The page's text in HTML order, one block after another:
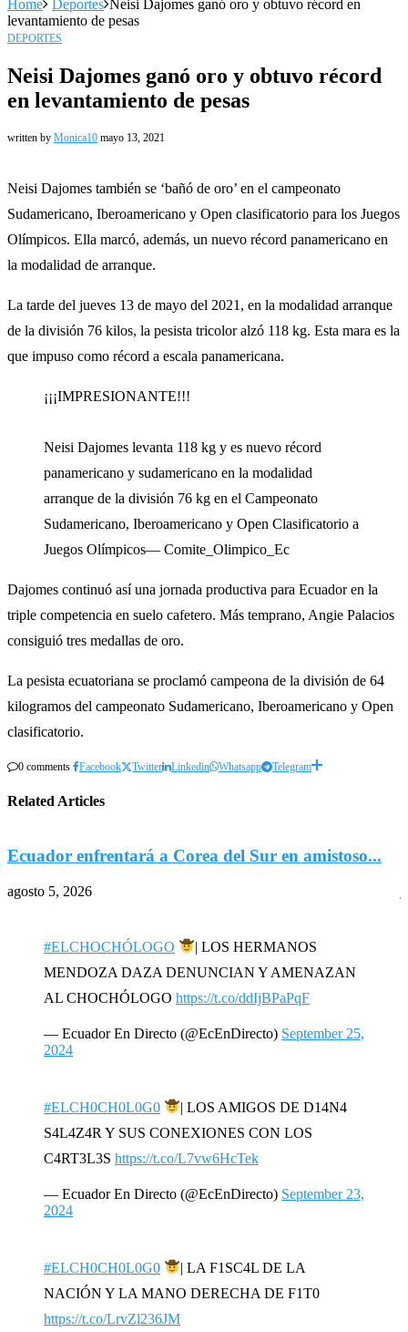
Home Deportes Neisi Dajomes ganó oro y obtuvo récord en
levantamiento de pesas
DEPORTES
Neisi Dajomes ganó oro y obtuvo récord
en levantamiento de pesas
written by Monica10 mayo 13, 2021
Neisi Dajomes también se ‘bañó de oro’ en el campeonato
Sudamericano, Iberoamericano y Open clasificatorio para los Juegos
Olímpicos. Ella marcó, además, un nuevo récord panamericano en
la modalidad de arranque.
La tarde del jueves 13 de mayo del 2021, en la modalidad arranque
de la división 76 kilos, la pesista tricolor alzó 118 kg. Esta mara es la
que impuso como récord a escala panamericana.
¡¡¡IMPRESIONANTE!!!
Neisi Dajomes levanta 118 kg y es nuevo récord
panamericano y sudamericano en la modalidad
arranque de la división 76 kg en el Campeonato
Sudamericano, Iberoamericano y Open Clasificatorio a
Juegos Olímpicos— Comite_Olimpico_Ec
Dajomes continuó así una jornada productiva para Ecuador en la
triple competencia en suelo cafetero. Más temprano, Angie Palacios
consiguió tres medallas de oro.
La pesista ecuatoriana se proclamó campeona de la división de 64
kilogramos del campeonato Sudamericano, Iberoamericano y Open
clasificatorio.
0 comments Facebook Twitter Linkedin Whatsapp Telegram
Related Articles
Ecuador enfrentará a Corea del Sur en amistoso...
agosto 5, 2026
#ELCHOCHÓLOGO
| LOS HERMANOS
MENDOZA DAZA DENUNCIAN Y AMENAZAN
AL CHOCHÓLOGO https://t.co/ddIjBPaPqF
— Ecuador En Directo (@EcEnDirecto) September 25,
2024
#ELCH0CH0L0G0
| LOS AMIGOS DE D14N4
S4L4Z4R Y SUS CONEXIONES CON LOS
C4RT3L3S https://t.co/L7vw6HcTek
— Ecuador En Directo (@EcEnDirecto) September 23,
2024
#ELCH0CH0L0G0
| LA F1SC4L DE LA
NACIÓN Y LA MANO DERECHA DE F1T0
https://t.co/LrvZl236JM